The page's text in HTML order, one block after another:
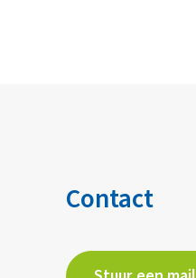
Contact